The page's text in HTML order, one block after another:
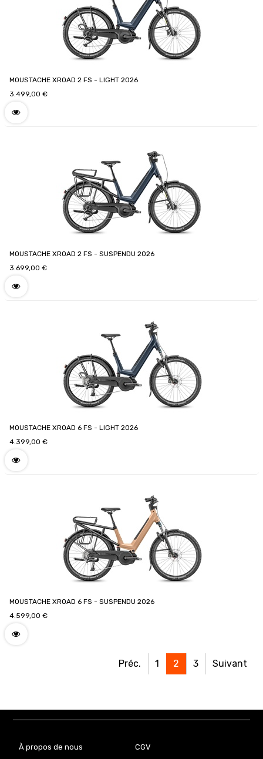
MOUSTACHE XROAD 2 FS - LIGHT 2026
3.499,00 €
MOUSTACHE XROAD 2 FS - SUSPENDU 2026
3.699,00 €
MOUSTACHE XROAD 6 FS - LIGHT 2026
4.399,00 €
MOUSTACHE XROAD 6 FS - SUSPENDU 2026
4.599,00 €
Préc. 1 2 3 Suivant
À propos de nous CGV